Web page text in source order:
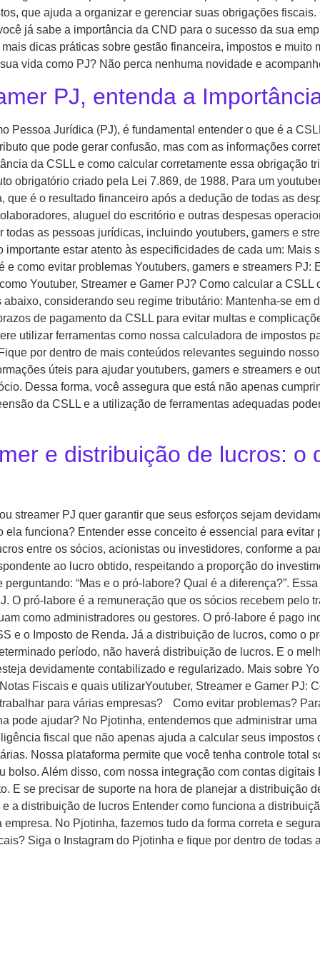
que ajuda a organizar e gerenciar suas obrigações
já sabe a importância da CND para o sucesso da sua
dicas práticas sobre gestão financeira, impostos e
vida como PJ? Não perca nenhuma novidade e
PJ, entenda a
Pessoa Jurídica (PJ), é fundamental entender o que é a
que pode gerar confusão, mas com as informações
da CSLL e como calcular corretamente essa obrigação
obrigatório criado pela Lei 7.869, de 1988. Para um
é o resultado financeiro após a dedução de todas as
aluguel do escritório e outras despesas
todas as pessoas jurídicas, incluindo youtubers, gamers e
estar atento às especificidades de cada um: Mais
e como evitar problemas Youtubers, gamers e streamers
Youtuber, Streamer e Gamer PJ? Como calcular a
considerando seu regime tributário: Mantenha-se em
de pagamento da CSLL para evitar multas e
utilizar ferramentas como nossa calculadora de impostos
por dentro de mais conteúdos relevantes seguindo
úteis para ajudar youtubers, gamers e streamers e
Dessa forma, você assegura que está não apenas
da CSLL e a utilização de ferramentas adequadas
e distribuição de lucros: o
streamer PJ quer garantir que seus esforços sejam
funciona? Entender esse conceito é essencial para
entre os sócios, acionistas ou investidores, conforme a
ao lucro obtido, respeitando a proporção do
“Mas e o pró-labore? Qual é a diferença?”.
O pró-labore é a remuneração que os sócios recebem pelo
como administradores ou gestores. O pró-labore é pago
e o Imposto de Renda. Já a distribuição de lucros, como o
período, não haverá distribuição de lucros. E o
devidamente contabilizado e regularizado. Mais sobre
Fiscais e quais utilizarYoutuber, Streamer e Gamer PJ:
para várias empresas? Como evitar problemas?
pode ajudar? No Pjotinha, entendemos que administrar
fiscal que não apenas ajuda a calcular seus
Nossa plataforma permite que você tenha controle total
bolso. Além disso, com nossa integração com contas
E se precisar de suporte na hora de planejar a distribuição
a distribuição de lucros Entender como funciona a
No Pjotinha, fazemos tudo da forma correta e
Siga o Instagram do Pjotinha e fique por dentro de